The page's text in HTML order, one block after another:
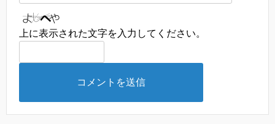
上に表示された文字を入力してください。